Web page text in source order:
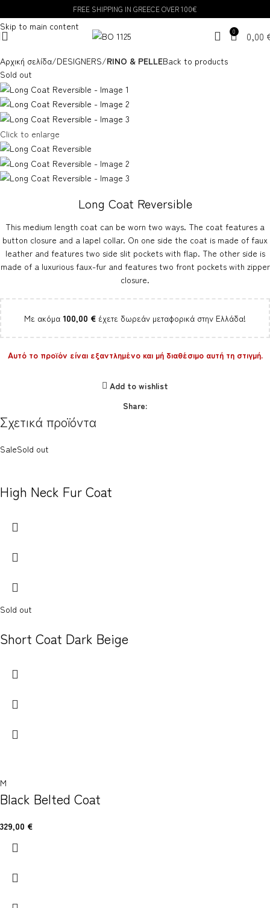
Skip to main content
FREE SHIPPING IN GREECE OVER 100€
0 0,00
Αρχική σελίδα DESIGNERS RINO & PELLEBack to products
Sold out
Click to enlarge
Long Coat Reversible
This medium length coat can be worn two ways. The coat features a
button closure and a lapel collar. On one side the coat is made of faux
leather and features two side slit pockets with flap. The other side is
made of a luxurious faux-fur and features two front pockets with zipper
closure.
Με ακόμα 100,00 € έχετε δωρεάν μεταφορικά στην Ελλάδα!
Αυτό το προϊόν είναι εξαντλημένο και μή διαθέσιμο αυτή τη στιγμή.
Add to wishlist
Share:
Σχετικά προϊόντα
SaleSold out
High Neck Fur Coat
Sold out
Short Coat Dark Beige
M
Black Belted Coat
329,00 €